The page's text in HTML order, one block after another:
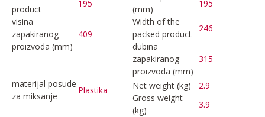
product
195
(mm)
195
visina
zapakiranog
proizvoda (mm)
409
Width of the
packed product
246
dubina
zapakiranog
proizvoda (mm)
315
materijal posude
za miksanje
Plastika Net weight (kg)
2.9
Gross weight
(kg)
3.9